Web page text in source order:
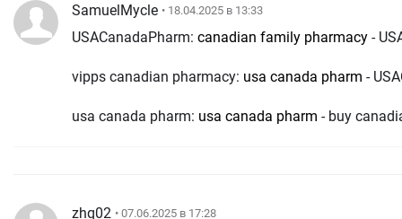
SamuelMycle • 18.04.2025 в 13:33
USACanadaPharm: canadian family pharmacy -
vipps canadian pharmacy: usa canada pharm -
usa canada pharm: usa canada pharm - buy
zhq02 • 07.06.2025 в 17:28